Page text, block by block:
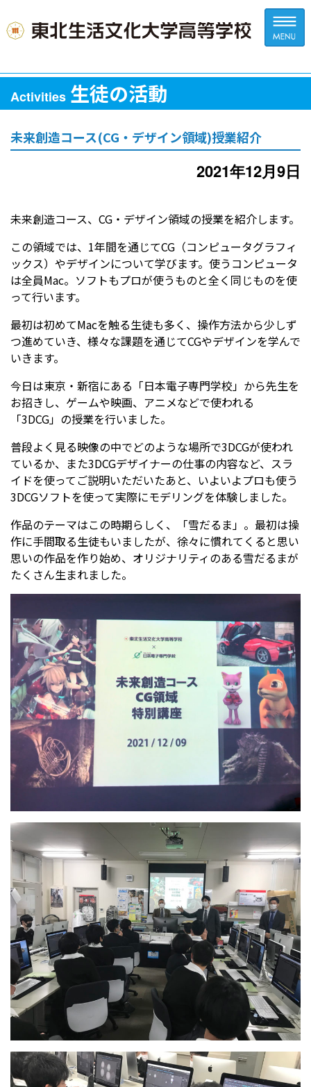
受験生の方へ
在校生の方へ 保護者の方へ
アクセス
教員採用情報(PDF) 各種証明書
寄付金のお願い
Activities 生徒の活動
未来創造コース(CG・デザイン領域)授業紹介
2021年12月9日
未来創造コース、CG・デザイン領域の授業を紹介します。
この領域では、1年間を通じてCG（コンピュータグラフィ
ックス）やデザインについて学びます。使うコンピュータ
は全員Mac。ソフトもプロが使うものと全く同じものを使
って行います。
最初は初めてMacを触る生徒も多く、操作方法から少しず
つ進めていき、様々な課題を通じてCGやデザインを学んで
いきます。
今日は東京・新宿にある「日本電子専門学校」から先生を
お招きし、ゲームや映画、アニメなどで使われる
「3DCG」の授業を行いました。
普段よく見る映像の中でどのような場所で3DCGが使われ
ているか、また3DCGデザイナーの仕事の内容など、スラ
イドを使ってご説明いただいたあと、いよいよプロも使う
3DCGソフトを使って実際にモデリングを体験しました。
作品のテーマはこの時期らしく、「雪だるま」。最初は操
作に手間取る生徒もいましたが、徐々に慣れてくると思い
思いの作品を作り始め、オリジナリティのある雪だるまが
たくさん生まれました。